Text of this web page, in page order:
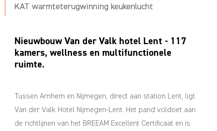
KAT warmteterugwinning keukenlucht
Nieuwbouw Van der Valk hotel Lent - 117
kamers, wellness en multifunctionele
ruimte.
Tussen Arnhem en Nijmegen, direct aan station Lent, ligt
Van der Valk Hotel Nijmegen-Lent. Het pand voldoet aan
de richtlijnen van het BREEAM Excellent Certificaat en is